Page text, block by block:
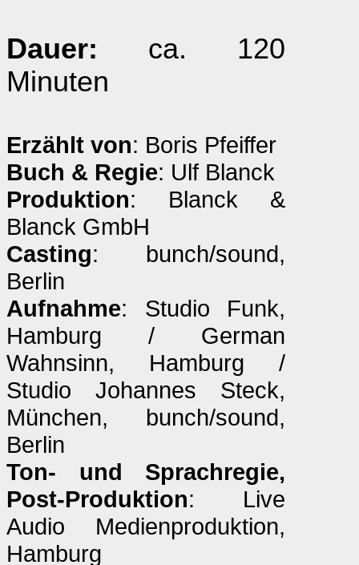
Dauer: ca. 120
Minuten
Erzählt von: Boris Pfeiffer
Buch & Regie: Ulf Blanck
Produktion: Blanck &
Blanck GmbH
Casting: bunch/sound,
Berlin
Aufnahme: Studio Funk,
Hamburg / German
Wahnsinn, Hamburg /
Studio Johannes Steck,
München, bunch/sound,
Berlin
Ton- und Sprachregie,
Post-Produktion: Live
Audio Medienproduktion,
Hamburg